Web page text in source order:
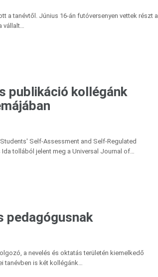
a tanévtől. Június 16-án futóversenyen vettek részt a
publikáció kollégánk
Self-Assessment and Self-Regulated
tollából jelent meg a Universal Journal of…
pedagógusnak
a nevelés és oktatás területén kiemelkedő
tanévben is két kollégánk…